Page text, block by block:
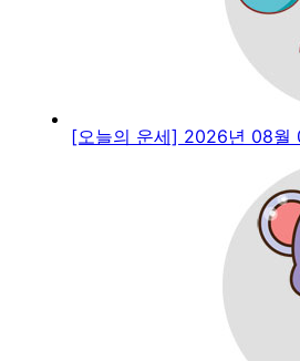
[오늘의 운세] 2026년 08월